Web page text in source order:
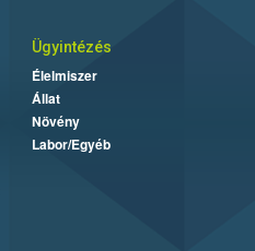
Ügyintézés
Élelmiszer
Állat
Növény
Labor/Egyéb